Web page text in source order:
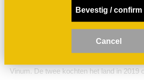
filosofie om zo dicht mogelijk bij de natuur
Vinum. De twee kochten het land in 2019
Bevestig / confirm
Cancel